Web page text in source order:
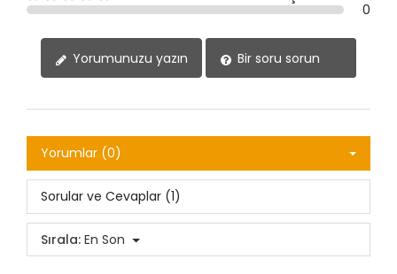
0
Yorumunuzu yazın Bir soru sorun
Yorumlar (0)
Sorular ve Cevaplar (1)
Sırala: En Son